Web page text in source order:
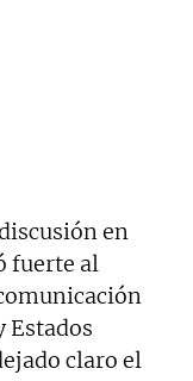
en
fuerte al
Estados
claro el